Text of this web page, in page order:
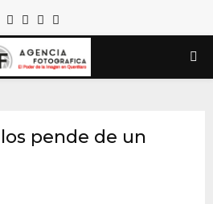
Facebook
TwitterInstagram
pende de un